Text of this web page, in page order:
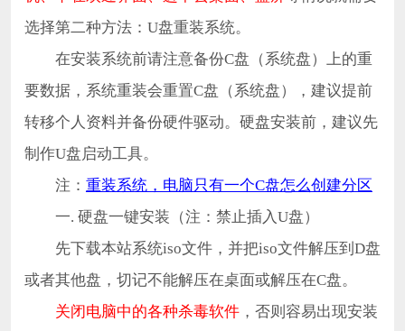
选择第二种方法：U盘重装系统。
在安装系统前请注意备份C盘（系统盘）上的重
要数据，系统重装会重置C盘（系统盘），建议提前
转移个人资料并备份硬件驱动。硬盘安装前，建议先
制作U盘启动工具。
注： 重装系统，电脑只有一个C盘怎么创建分区
一. 硬盘一键安装（注：禁止插入U盘）
先下载本站系统iso文件，并把iso文件解压到D盘
或者其他盘，切记不能解压在桌面或解压在C盘。
关闭电脑中的各种杀毒软件，否则容易出现安装